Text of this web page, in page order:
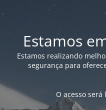
Estamos
Estamos realizando
segurança para
O acesso